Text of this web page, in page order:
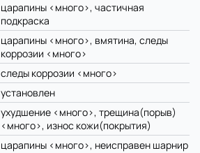
царапины <много>, частичная
подкраска
царапины <много>, вмятина, следы
коррозии <много>
следы коррозии <много>
установлен
ухудшение <много>, трещина(порыв)
<много>, износ кожи(покрытия)
царапины <много>, неисправен шарнир